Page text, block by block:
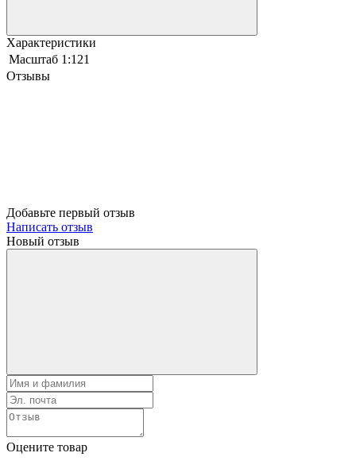
Характеристики
Масштаб 1:121
Отзывы
Добавьте первый отзыв
Написать отзыв
Новый отзыв
Оцените товар